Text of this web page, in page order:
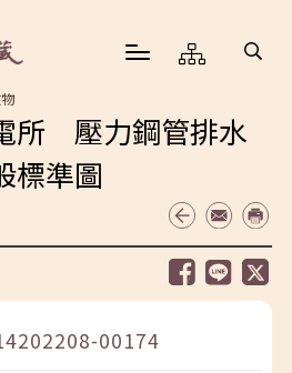
所 壓力鋼管排水
準圖
00174